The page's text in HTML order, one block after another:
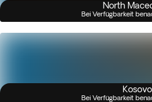
North
Bei Verfügbarkeit
Kosovo
Bei Verfügbarkeit